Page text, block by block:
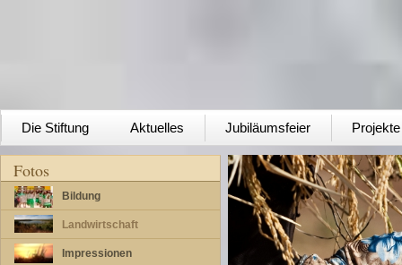
Die Stiftung Aktuelles Jubiläumsfeier Projekte
Fotos
Bildung
Landwirtschaft
Impressionen